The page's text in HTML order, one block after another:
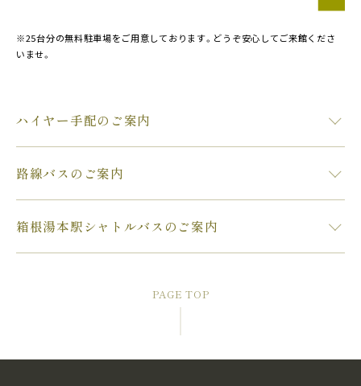
※25台分の無料駐車場をご用意しております。どうぞ安心してご来館くださ
いませ。
ハイヤー手配のご案内
路線バスのご案内
箱根湯本駅シャトルバスのご案内
PAGE TOP